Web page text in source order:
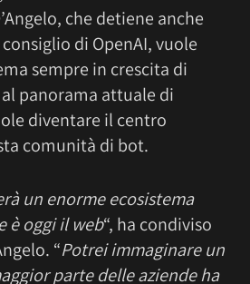
che detiene anche
di OpenAI, vuole
sempre in crescita di
panorama attuale di
diventare il centro
comunità di bot.
un enorme ecosistema
è oggi il web“, ha condiviso
“Potrei immaginare un
parte delle aziende ha